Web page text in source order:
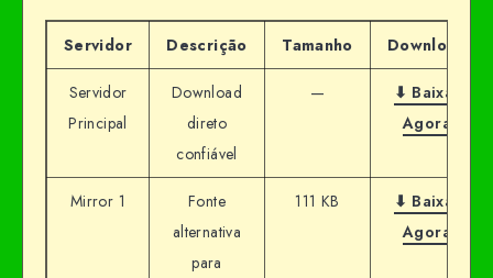
Servidor Descrição Tamanho Download
Servidor
Principal
Download
direto
confiável
—
⬇ Baixar
Agora
Mirror 1
Fonte
alternativa
para
111 KB
⬇ Baixar
Agora